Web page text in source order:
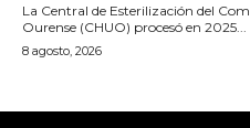
La Central de Esterilización del
Ourense (CHUO) procesó en 2025...
8 agosto, 2026